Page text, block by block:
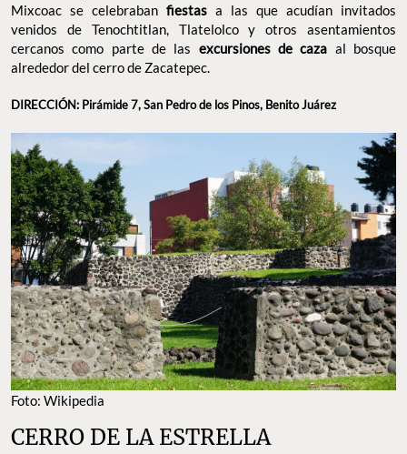
Mixcoac se celebraban fiestas a las que acudían invitados
venidos de Tenochtitlan, Tlatelolco y otros asentamientos
cercanos como parte de las excursiones de caza al bosque
alrededor del cerro de Zacatepec.
DIRECCIÓN: Pirámide 7, San Pedro de los Pinos, Benito Juárez
Foto: Wikipedia
CERRO DE LA ESTRELLA